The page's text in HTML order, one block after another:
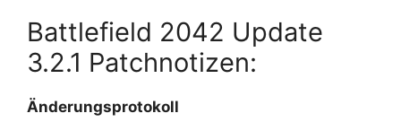
Battlefield 2042 Update
3.2.1 Patchnotizen:
Änderungsprotokoll